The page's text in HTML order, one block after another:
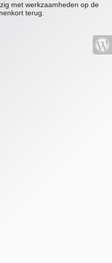
met werkzaamheden op de
terug.